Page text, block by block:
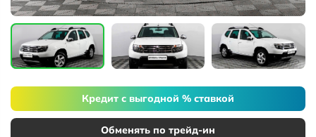
Кредит с выгодной % ставкой
Обменять по трейд-ин